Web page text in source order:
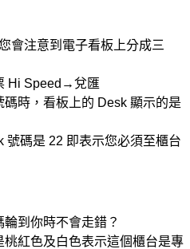
會注意到電子看板上分成三
Hi Speed→兌匯
時，看板上的 Desk 顯示的是
號碼是 22 即表示您必須至櫃台
到你時不會走錯？
紅色及白色表示這個櫃台是專